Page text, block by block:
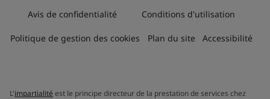
Avis de confidentialité Conditions d'utilisation
Politique de gestion des cookies Plan du site Accessibilité
L'impartialité est le principe directeur de la prestation de services chez